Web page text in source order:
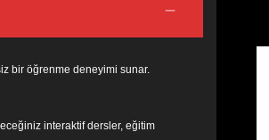
bir öğrenme deneyimi sunar.
interaktif dersler, eğitim